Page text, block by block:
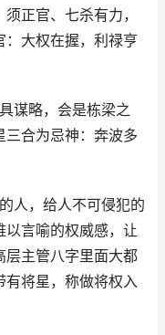
正官、七杀有力，
：大权在握，利禄亨
谋略，会是栋梁之
合为忌神：奔波多
人，给人不可侵犯的
言喻的权威感，让
层主管八字里面大都
有将星，称做将权入